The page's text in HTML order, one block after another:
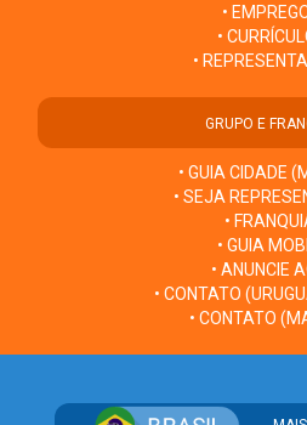
•
•
•
GRUPO E
• GUIA CIDADE
• SEJA
•
• GUIA
• ANUNCIE
• CONTATO
• CONTATO